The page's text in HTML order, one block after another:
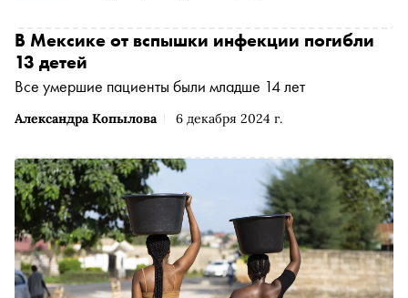
такие болезни медицина называет неизлечимыми.
Научные центры по всему миру разрабатывают и
используют атомарные и геномные методы, вылечивая
все новые и новые «неизлечимые» болезни, и теперь
есть болезни, которые в одних странах лечатся, а в
Александра Копылова 6 декабря 2024 г.
В Мексике от вспышки инфекции погибли
13 детей
Все умершие пациенты были младше 14 лет